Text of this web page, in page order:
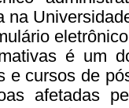
na
é um
e cursos de
afetadas